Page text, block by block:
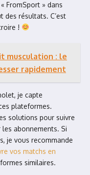
FromSport » dans
des résultats. C’est
!
musculation : le
rapidement
je capte
plateformes.
solutions pour suivre
abonnements. Si
je vous recommande
vos matchs en
similaires.